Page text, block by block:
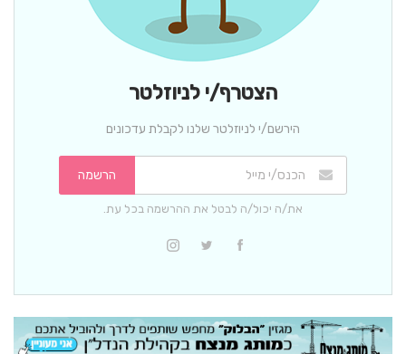
הצטרף/י לניוזלטר
הירשם/י לניוזלטר שלנו לקבלת עדכונים
הרשמה
את/ה יכול/ה לבטל את ההרשמה בכל עת.